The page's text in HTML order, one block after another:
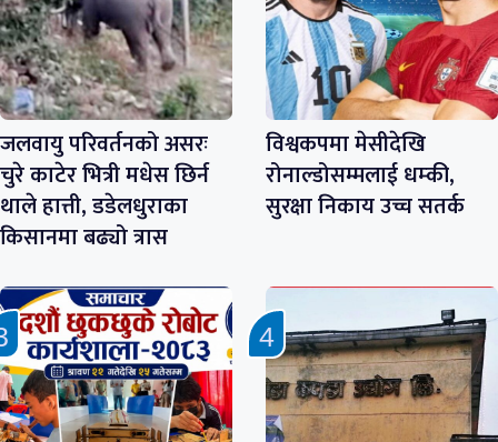
जलवायु परिवर्तनको असरः
चुरे काटेर भित्री मधेस छिर्न
थाले हात्ती, डडेलधुराका
किसानमा बढ्यो त्रास
विश्वकपमा मेसीदेखि
रोनाल्डोसम्मलाई धम्की,
सुरक्षा निकाय उच्च सतर्क